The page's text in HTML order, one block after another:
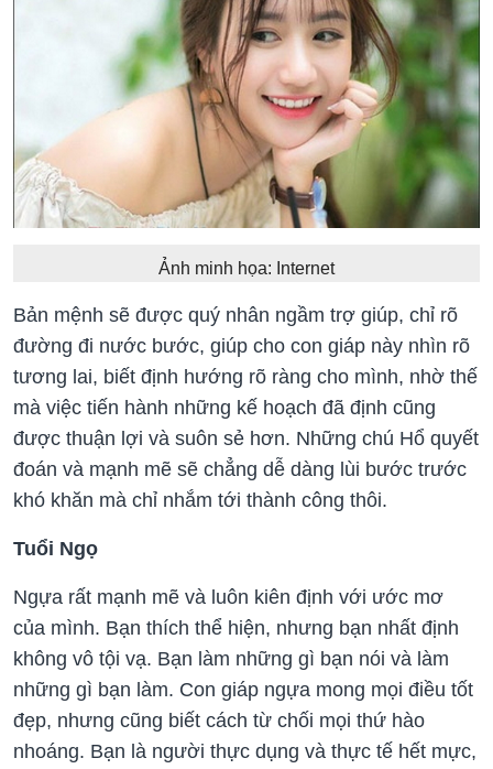
Ảnh minh họa: Internet
Bản mệnh sẽ được quý nhân ngầm trợ giúp, chỉ rõ
đường đi nước bước, giúp cho con giáp này nhìn rõ
tương lai, biết định hướng rõ ràng cho mình, nhờ thế
mà việc tiến hành những kế hoạch đã định cũng
được thuận lợi và suôn sẻ hơn. Những chú Hổ quyết
đoán và mạnh mẽ sẽ chẳng dễ dàng lùi bước trước
khó khăn mà chỉ nhắm tới thành công thôi.
Tuổi Ngọ
Ngựa rất mạnh mẽ và luôn kiên định với ước mơ
của mình. Bạn thích thể hiện, nhưng bạn nhất định
không vô tội vạ. Bạn làm những gì bạn nói và làm
những gì bạn làm. Con giáp ngựa mong mọi điều tốt
đẹp, nhưng cũng biết cách từ chối mọi thứ hào
nhoáng. Bạn là người thực dụng và thực tế hết mực,